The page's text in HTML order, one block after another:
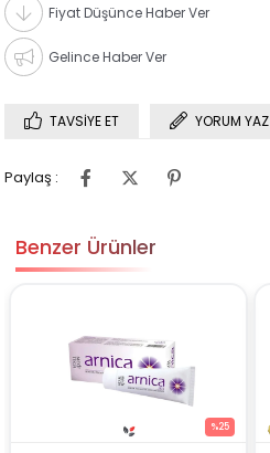
Fiyat Düşünce Haber Ver
Gelince Haber Ver
TAVSIYE ET YORUM YAZ
Paylaş :
Benzer Ürünler
%25